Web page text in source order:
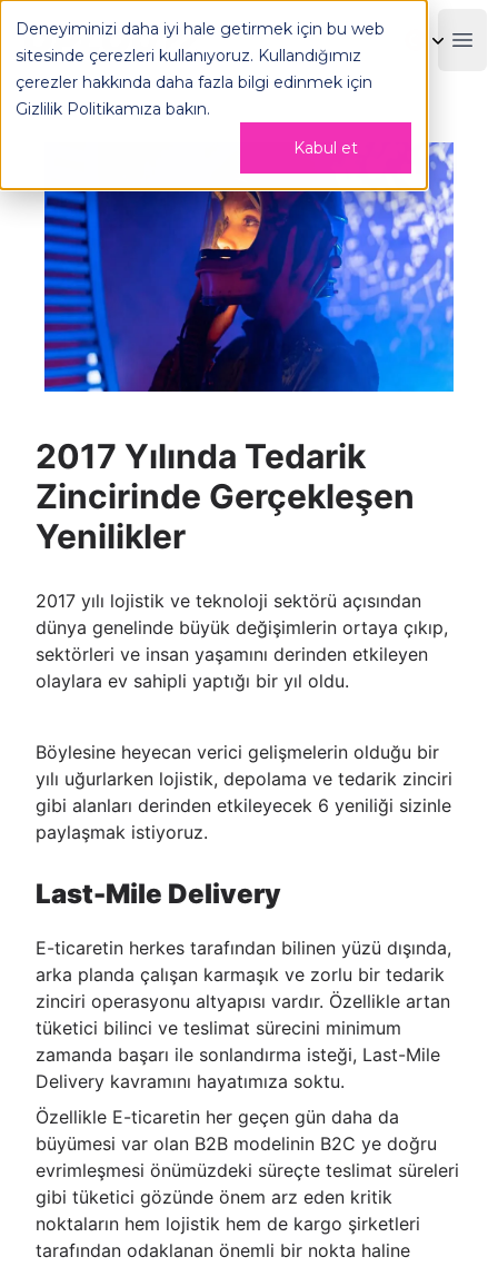
Deneyiminizi daha iyi hale getirmek için bu web
sitesinde çerezleri kullanıyoruz. Kullandığımız
çerezler hakkında daha fazla bilgi edinmek için
Gizlilik Politikamıza bakın.
Kabul et
OPLOG
2017 Yılında Tedarik
Zincirinde Gerçekleşen
Yenilikler
2017 yılı lojistik ve teknoloji sektörü açısından
dünya genelinde büyük değişimlerin ortaya çıkıp,
sektörleri ve insan yaşamını derinden etkileyen
olaylara ev sahipli yaptığı bir yıl oldu.
Böylesine heyecan verici gelişmelerin olduğu bir
yılı uğurlarken lojistik, depolama ve tedarik zinciri
gibi alanları derinden etkileyecek 6 yeniliği sizinle
paylaşmak istiyoruz.
Last-Mile Delivery
E-ticaretin herkes tarafından bilinen yüzü dışında,
arka planda çalışan karmaşık ve zorlu bir tedarik
zinciri operasyonu altyapısı vardır. Özellikle artan
tüketici bilinci ve teslimat sürecini minimum
zamanda başarı ile sonlandırma isteği, Last-Mile
Delivery kavramını hayatımıza soktu.
Özellikle E-ticaretin her geçen gün daha da
büyümesi var olan B2B modelinin B2C ye doğru
evrimleşmesi önümüzdeki süreçte teslimat süreleri
gibi tüketici gözünde önem arz eden kritik
noktaların hem lojistik hem de kargo şirketleri
tarafından odaklanan önemli bir nokta haline